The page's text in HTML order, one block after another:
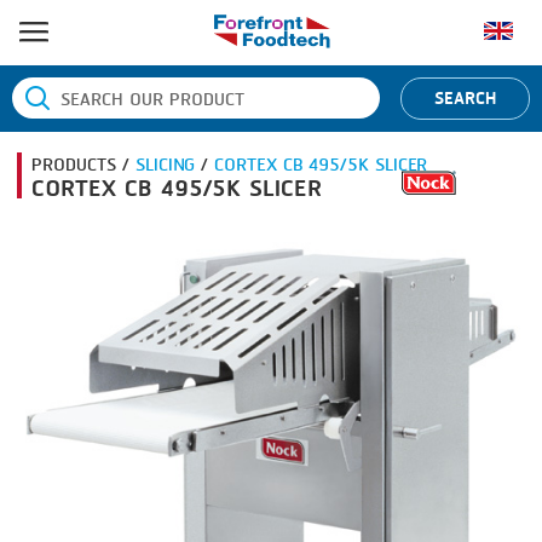
หน้าแรก
ประเภทสินค้า
BANDING
CENTRIFUGING
COOKING
ยี่ห้อสินค้า
CLIPTECHNIK
EMERSON
SEARCH
PRODUCTS /SLICING/CORTEX CB 495/5K SLICER
CORTEX CB 495/5K SLICER